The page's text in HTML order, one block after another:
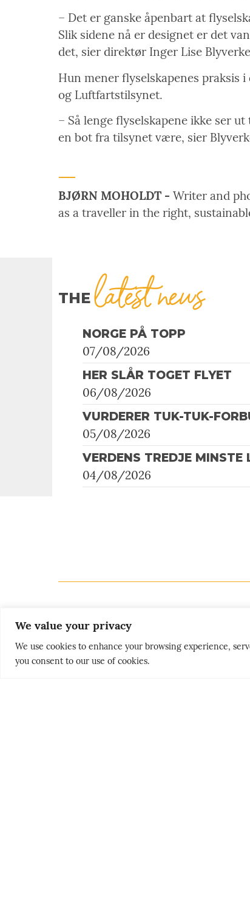
We value your privacy
We use cookies to enhance your browsing experience,
you consent to our use of cookies.
– Det er ganske åpenbart at
Slik sidene nå er designet er det
det, sier direktør Inger Lise
Hun mener flyselskapenes praksis
og Luftfartstilsynet.
– Så lenge flyselskapene ikke ser
en bot fra tilsynet være, sier
BJØRN MOHOLDT - Writer and
as a traveller in the right,
THElatest news
NORGE PÅ TOPP
07/08/2026
HER SLÅR TOGET FLYET
06/08/2026
VURDERER TUK-TUK-
05/08/2026
VERDENS TREDJE MINSTE
04/08/2026